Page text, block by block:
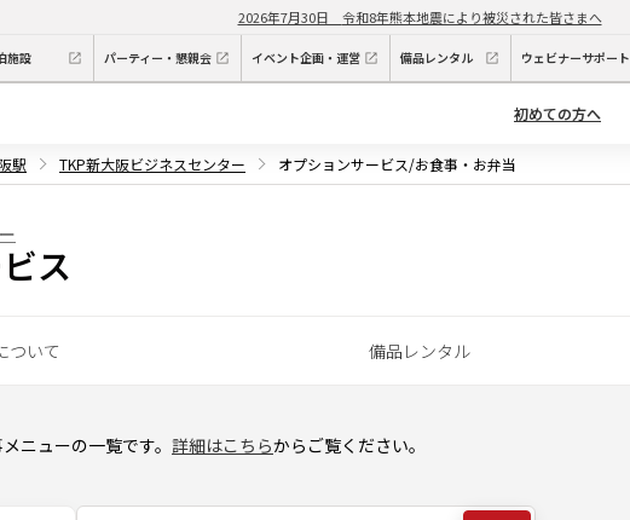
2026年7月30日 令和8年熊本地震により被災された皆さまへ
施設 パーティー・懇親会 イベント企画・運営 備品レンタル ウェビナーサポート
初めての方へ
駅 TKP新大阪ビジネスセンター オプションサービス/お食事・お弁当
ス
ついて 備品レンタル
ニューの一覧です。 詳細はこちらからご覧ください。